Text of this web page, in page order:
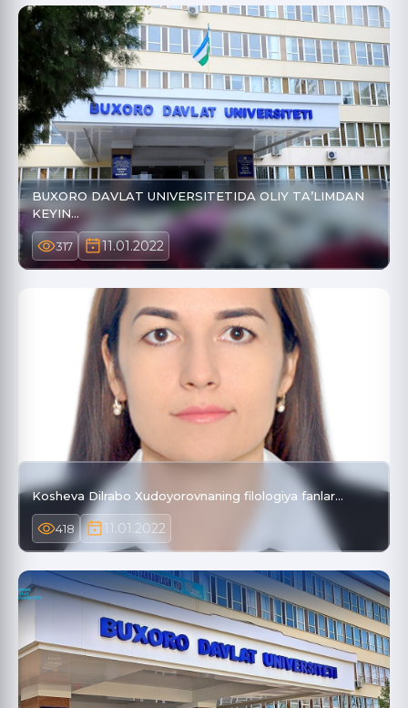
BUXORO DAVLAT UNIVERSITETIDA OLIY TA’LIMDAN
KEYIN…
317 11.01.2022
Kosheva Dilrabo Xudoyorovnaning filologiya fanlar…
418 11.01.2022